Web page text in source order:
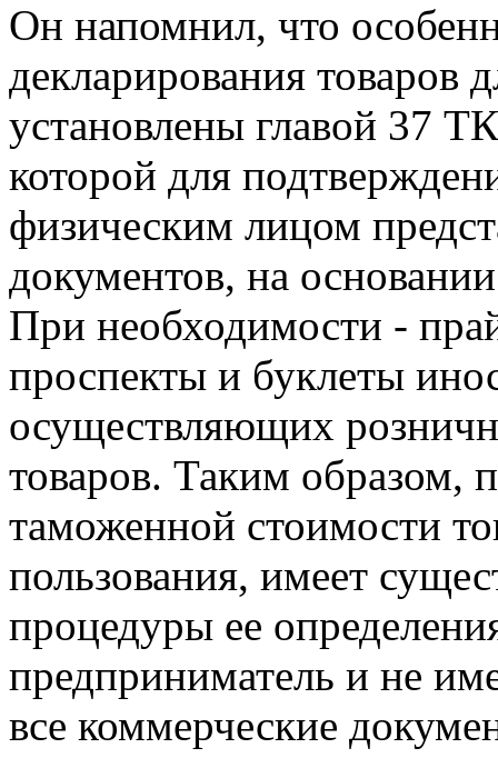
Он напомнил, что
декларирования товаров
установлены главой 37
которой для
физическим лицом
документов, на
При необходимости -
проспекты и буклеты
осуществляющих
товаров. Таким образом,
таможенной стоимости
пользования, имеет
процедуры ее
предприниматель и не
все коммерческие